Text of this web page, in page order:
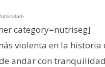
category=nutriseg]
violenta en la historia
andar con